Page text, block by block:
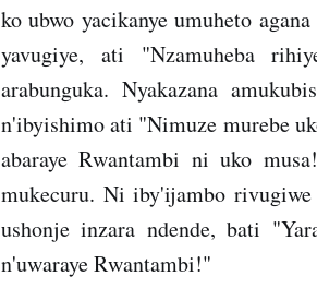
ko ubwo yacikanye umuheto
yavugiye, ati "Nzamuheba
arabunguka. Nyakazana
n'ibyishimo ati "Nimuze murebe
abaraye Rwantambi ni uko
mukecuru. Ni iby'ijambo rivugiwe
ushonje inzara ndende, bati
n'uwaraye Rwantambi!"